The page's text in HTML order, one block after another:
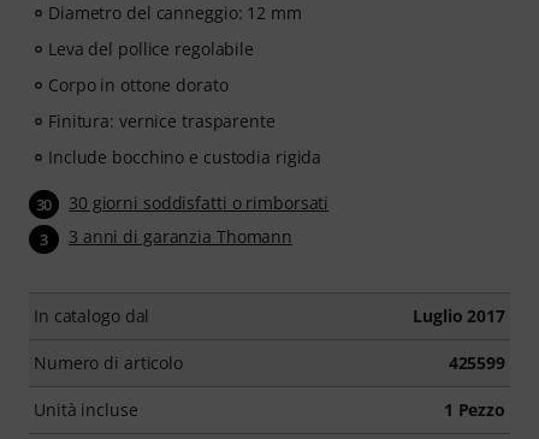
Diametro del canneggio: 12 mm
Leva del pollice regolabile
Corpo in ottone dorato
Finitura: vernice trasparente
Include bocchino e custodia rigida
30 30 giorni soddisfatti o rimborsati
3 3 anni di garanzia Thomann
In catalogo dal Luglio 2017
Numero di articolo 425599
Unità incluse 1 Pezzo